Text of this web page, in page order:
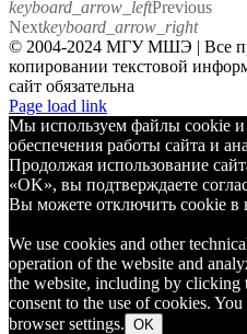
keyboard_arrow_leftPrevious
Nextkeyboard_arrow_right
© 2004-2024 МГУ МШЭ | Все
копировании текстовой
сайт обязательна
Telegram
Page load link
Мы используем файлы cookie
обеспечения работы сайта и
Продолжая использование
«OK», вы подтверждаете
Вы можете отключить cookie в
We use cookies and other
operation of the website and
the website, including by
consent to the use of cookies.
browser settings. OK